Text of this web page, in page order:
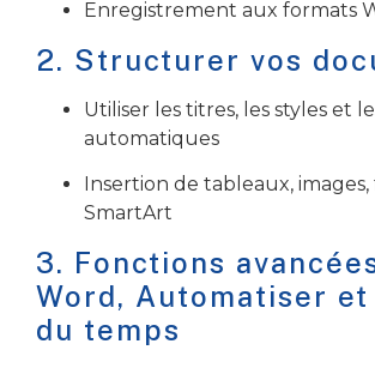
Enregistrement aux formats
2. Structurer vos
Utiliser les titres, les styles et
automatiques
Insertion de tableaux, images,
SmartArt
3. Fonctions
Word, Automatiser et
du temps